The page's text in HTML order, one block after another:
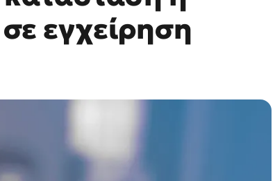
εγχείρηση